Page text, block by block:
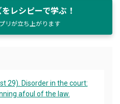
レシピーで学ぶ！
リが立ち上がります
29). Disorder in the court:
afoul of the law.